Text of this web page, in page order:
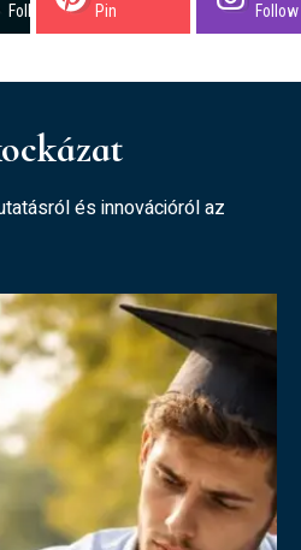
Follow Pin Follow
és innovációról az